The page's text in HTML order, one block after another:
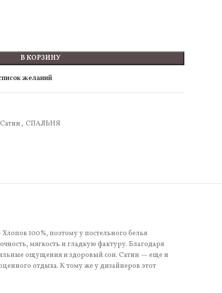
В КОРЗИНУ
желаний
Сатин , СПАЛЬНЯ
100%, поэтому у постельного белья
мягкость и гладкую фактуру. Благодаря
ощущения и здоровый сон. Сатин — еще и
отдыха. К тому же у дизайнеров этот